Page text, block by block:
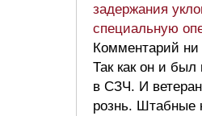
задержания
специальную
Комментарий
Так как он и был
в СЗЧ. И
рознь. Штабные